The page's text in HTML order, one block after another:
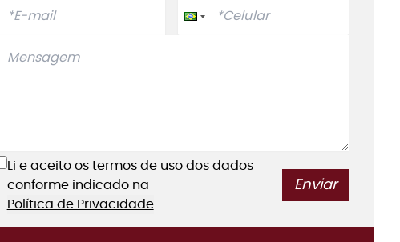
Li e aceito os termos de uso dos dados
conforme indicado na
Política de Privacidade.
Enviar